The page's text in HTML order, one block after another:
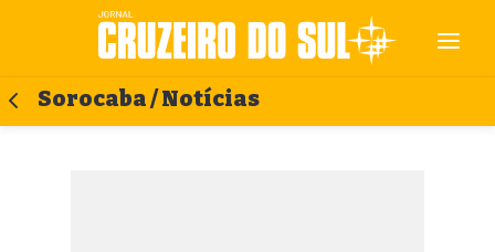
Sorocaba / Notícias